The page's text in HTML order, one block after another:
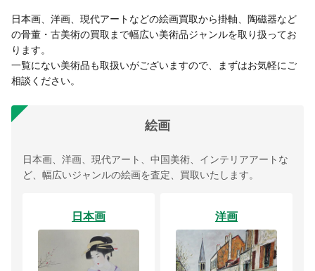
日本画、洋画、現代アートなどの絵画買取から掛軸、陶磁器など
の骨董・古美術の買取まで幅広い美術品ジャンルを取り扱ってお
ります。
一覧にない美術品も取扱いがございますので、まずはお気軽にご
相談ください。
絵画
日本画、洋画、現代アート、中国美術、インテリアアートな
ど、幅広いジャンルの絵画を査定、買取いたします。
日本画 洋画